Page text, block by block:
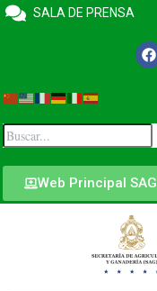
SALA DE PRENSA
Web Principal SAG